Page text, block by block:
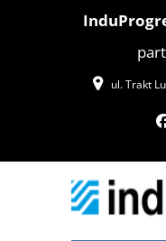
ul. Trakt